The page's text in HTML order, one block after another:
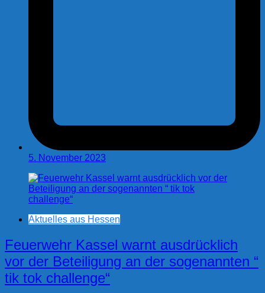
5. November 2023
Aktuelles aus Hessen
Feuerwehr Kassel warnt ausdrücklich
vor der Beteiligung an der sogenannten “
tik tok challenge“